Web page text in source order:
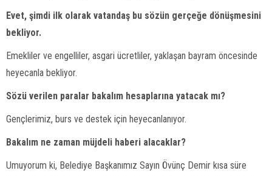
Evet, şimdi ilk olarak vatandaş bu sözün gerçeğe dönüşmesini
bekliyor.
Emekliler ve engelliler, asgari ücretliler, yaklaşan bayram öncesinde
heyecanla bekliyor.
Sözü verilen paralar bakalım hesaplarına yatacak mı?
Gençlerimiz, burs ve destek için heyecanlanıyor.
Bakalım ne zaman müjdeli haberi alacaklar?
Umuyorum ki, Belediye Başkanımız Sayın Övünç Demir kısa süre